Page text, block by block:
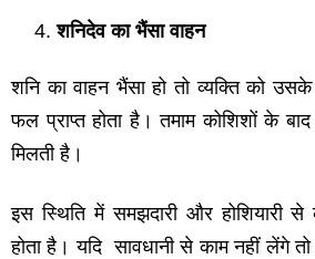
शनिदेव का भैंसा वाहन
शनि का वाहन भैंसा हो तो व्यक्ति को
फल प्राप्त होता है। तमाम कोशिशों के
मिलती है।
इस स्थिति में समझदारी और होशियारी से
होता है। यदि सावधानी से काम नहीं लेंगे